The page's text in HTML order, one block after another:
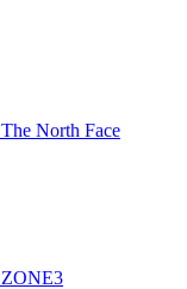
The North Face
ZONE3